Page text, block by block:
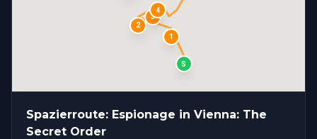
S
1
2
3
4
Spazierroute: Espionage in Vienna: The
Secret Order